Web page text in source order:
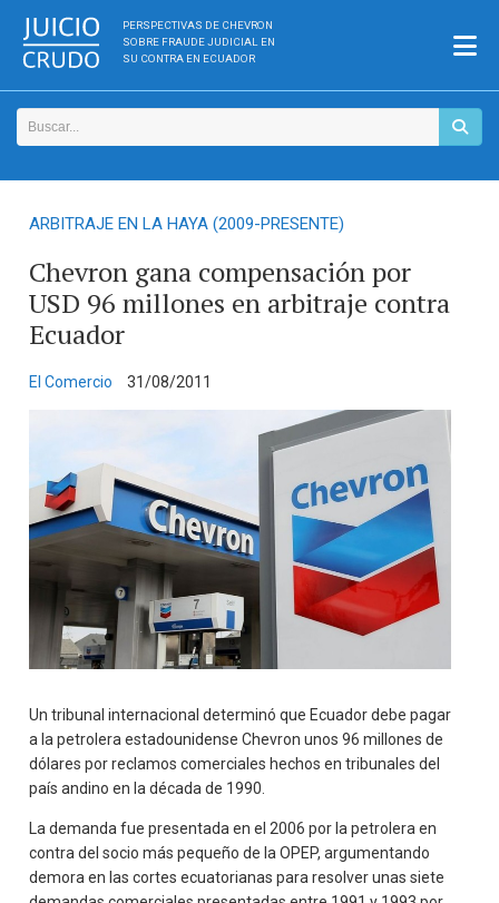
PERSPECTIVAS DE CHEVRON
SOBRE FRAUDE JUDICIAL EN
SU CONTRA EN ECUADOR
ARBITRAJE EN LA HAYA (2009-PRESENTE)
Chevron gana compensación por
USD 96 millones en arbitraje contra
Ecuador
El Comercio 31/08/2011
Un tribunal internacional determinó que Ecuador debe pagar
a la petrolera estadounidense Chevron unos 96 millones de
dólares por reclamos comerciales hechos en tribunales del
país andino en la década de 1990.
La demanda fue presentada en el 2006 por la petrolera en
contra del socio más pequeño de la OPEP, argumentando
demora en las cortes ecuatorianas para resolver unas siete